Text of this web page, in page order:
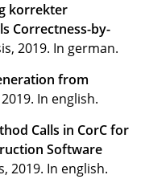
korrekter
Correctness-by-
2019. In german.
from
In english.
Calls in CorC for
Software
2019. In english.